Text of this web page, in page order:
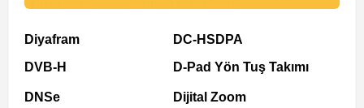
Diyafram
DVB-H
DNSe
DC-HSDPA
D-Pad Yön Tuş Takımı
Dijital Zoom